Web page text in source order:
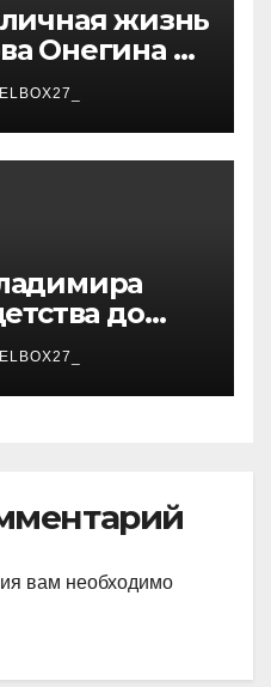
жизнь
Онегина —
жене и
до
вам необходимо